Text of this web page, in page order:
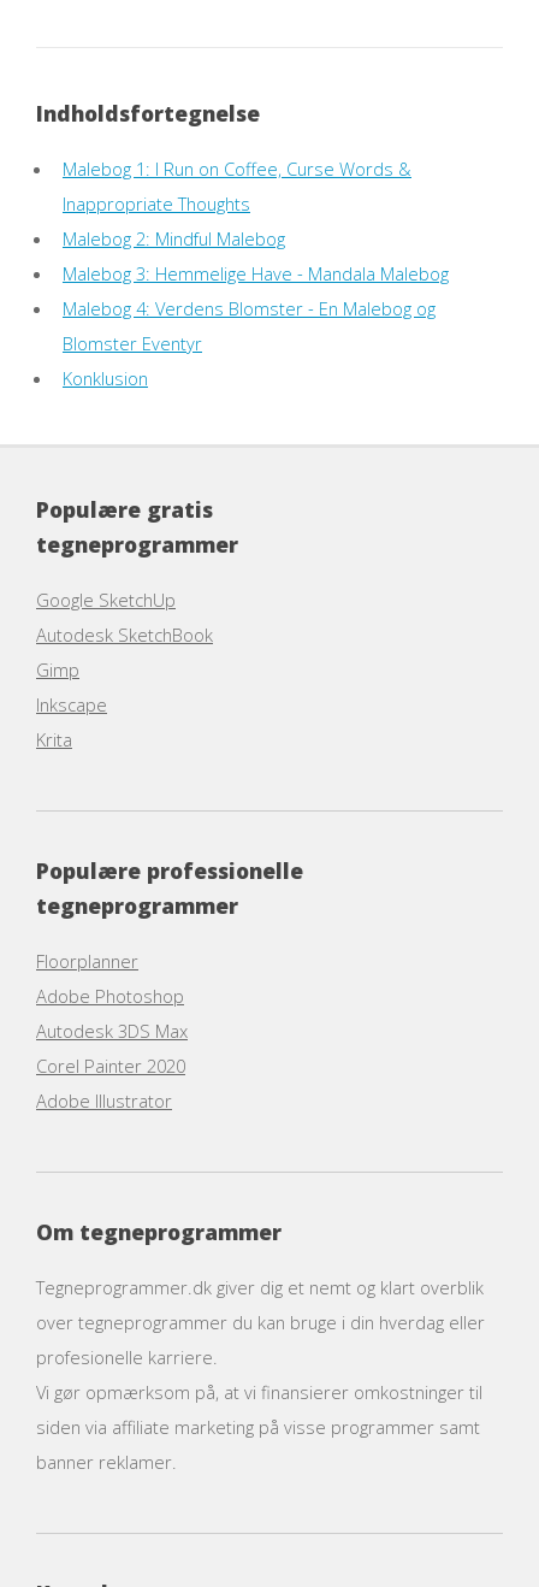
Indholdsfortegnelse
Malebog 1: I Run on Coffee, Curse Words &
Inappropriate Thoughts
Malebog 2: Mindful Malebog
Malebog 3: Hemmelige Have - Mandala Malebog
Malebog 4: Verdens Blomster - En Malebog og
Blomster Eventyr
Konklusion
Populære gratis
tegneprogrammer
Google SketchUp
Autodesk SketchBook
Gimp
Inkscape
Krita
Populære professionelle
tegneprogrammer
Floorplanner
Adobe Photoshop
Autodesk 3DS Max
Corel Painter 2020
Adobe Illustrator
Om tegneprogrammer
Tegneprogrammer.dk giver dig et nemt og klart overblik
over tegneprogrammer du kan bruge i din hverdag eller
profesionelle karriere.
Vi gør opmærksom på, at vi finansierer omkostninger til
siden via affiliate marketing på visse programmer samt
banner reklamer.